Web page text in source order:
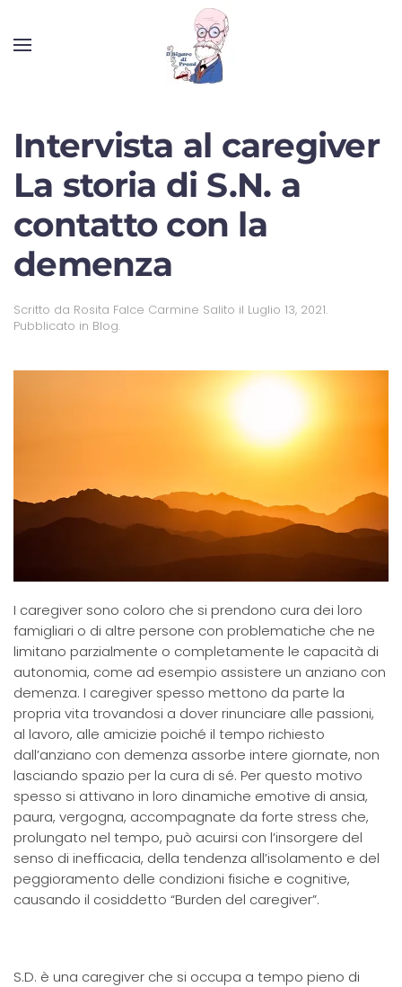
Intervista al caregiver
La storia di S.N. a
contatto con la
demenza
Scritto da Rosita Falce Carmine Salito il Luglio 13, 2021.
Pubblicato in Blog.
I caregiver sono coloro che si prendono cura dei loro
famigliari o di altre persone con problematiche che ne
limitano parzialmente o completamente le capacità di
autonomia, come ad esempio assistere un anziano con
demenza. I caregiver spesso mettono da parte la
propria vita trovandosi a dover rinunciare alle passioni,
al lavoro, alle amicizie poiché il tempo richiesto
dall’anziano con demenza assorbe intere giornate, non
lasciando spazio per la cura di sé. Per questo motivo
spesso si attivano in loro dinamiche emotive di ansia,
paura, vergogna, accompagnate da forte stress che,
prolungato nel tempo, può acuirsi con l’insorgere del
senso di inefficacia, della tendenza all’isolamento e del
peggioramento delle condizioni fisiche e cognitive,
causando il cosiddetto “Burden del caregiver”.
S.D. è una caregiver che si occupa a tempo pieno di